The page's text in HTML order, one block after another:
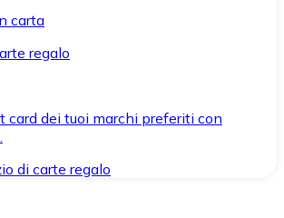
carta
regalo
card dei tuoi marchi preferiti con
di carte regalo